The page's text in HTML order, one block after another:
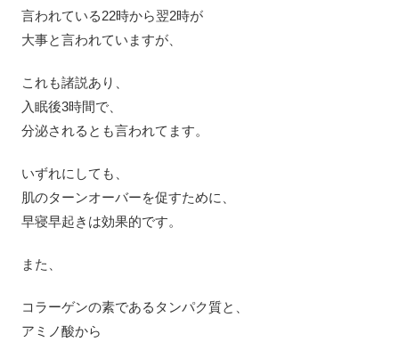
言われている22時から翌2時が
大事と言われていますが、
これも諸説あり、
入眠後3時間で、
分泌されるとも言われてます。
いずれにしても、
肌のターンオーバーを促すために、
早寝早起きは効果的です。
また、
コラーゲンの素であるタンパク質と、
アミノ酸から